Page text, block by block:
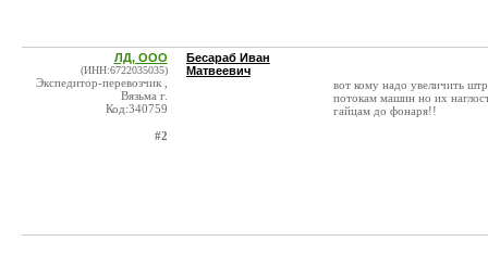
ЛД, ООО
(ИНН:6722035035)
Экспедитор-перевозчик ,
Вязьма г.
Код:340759
#2
Бесараб Иван
Матвеевич
вот кому надо увеличить
потокам машин но их
гайцам до фонаря!!